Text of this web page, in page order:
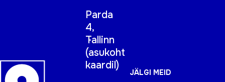
Parda
4,
Tallinn
(asukoht
kaardil)
JÄLGI MEID